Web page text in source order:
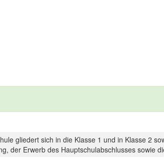
gliedert sich in die Klasse 1 und in Klasse 2
der Erwerb des Hauptschulabschlusses sowie